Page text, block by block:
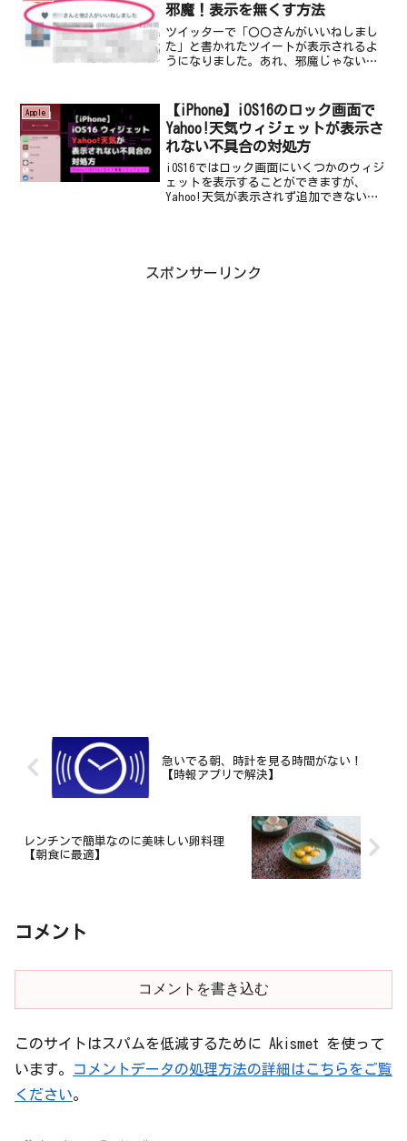
邪魔！表示を無くす方法
ツイッターで「〇〇さんがいいねしまし
た」と書かれたツイートが表示されるよ
うになりました。あれ、邪魔じゃないで
ないものが勝手に表示されてしまい、正
直私にとってはかなり不愉...
Apple
【iPhone】iOS16のロック画面で
Yahoo!天気ウィジェットが表示さ
れない不具合の対処方
iOS16ではロック画面にいくつかのウィジ
ェットを表示することができますが、
Yahoo!天気が表示されず追加できない不
スポンサーリンク
急いでる朝、時計を見る時間がない！
【時報アプリで解決】
レンチンで簡単なのに美味しい卵料理
【朝食に最適】
コメント
コメントを書き込む
このサイトはスパムを低減するために Akismet を使って
います。
コメントデータの処理方法の詳細はこちらをご覧
ください。